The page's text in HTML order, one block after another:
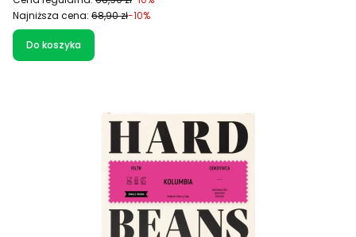
Najniższa cena: 68,90 zł-10%
Do koszyka